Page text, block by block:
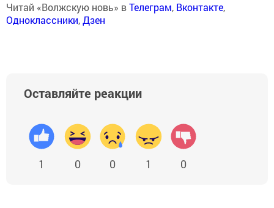
Читай «Волжскую новь» вТелеграм, Вконтакте,
Одноклассники,Дзен
Оставляйте реакции
1 0 0 1 0